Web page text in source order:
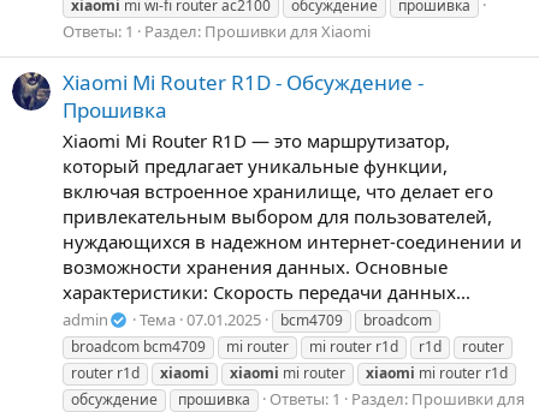
xiaomi mi wi-fi router ac2100 обсуждение прошивка
Ответы: 1 Раздел: Прошивки для Xiaomi
Xiaomi Mi Router R1D - Обсуждение -
Прошивка
Xiaomi Mi Router R1D — это маршрутизатор,
который предлагает уникальные функции,
включая встроенное хранилище, что делает его
привлекательным выбором для пользователей,
нуждающихся в надежном интернет-соединении и
возможности хранения данных. Основные
характеристики: Скорость передачи данных...
admin Тема 07.01.2025 bcm4709
broadcom
broadcom bcm4709
mi router mi router r1d r1d
router
router r1d
xiaomi xiaomi mi router xiaomi mi router r1d
обсуждение
прошивка Ответы: 1 Раздел: Прошивки для